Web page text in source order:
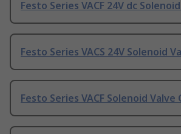
Festo Series VACF 24V dc
Festo Series VACS 24V Solenoid
Festo Series VACF Solenoid Valve